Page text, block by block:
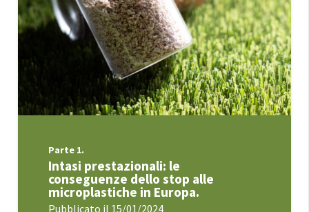
Parte 1.
Intasi prestazionali: le
conseguenze dello stop alle
microplastiche in Europa.
Pubblicato il 15/01/2024